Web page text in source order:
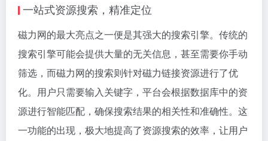
一站式资源搜索，精准定位
磁力网的最大亮点之一便是其强大的搜索引擎。传统的
搜索引擎可能会提供大量的无关信息，甚至需要你手动
筛选，而磁力网的搜索则针对磁力链接资源进行了优
化。用户只需要输入关键字，平台会根据数据库中的资
源进行智能匹配，确保搜索结果的相关性和准确性。这
一功能的出现，极大地提高了资源搜索的效率，让用户